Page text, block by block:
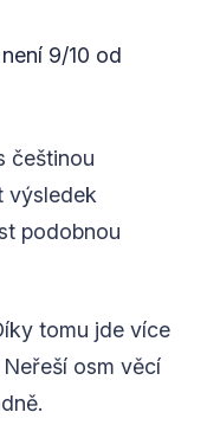
9/10 od
češtinou
výsledek
podobnou
tomu jde více
osm věcí